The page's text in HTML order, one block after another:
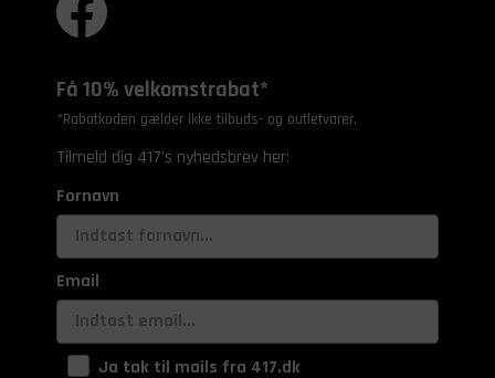
Få 10% velkomstrabat*
*Rabatkoden gælder ikke tilbuds- og outletvarer.
Tilmeld dig 417's nyhedsbrev her:
Fornavn
Email
Ja tak til mails fra 417.dk